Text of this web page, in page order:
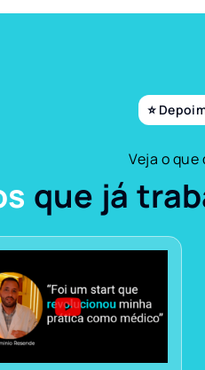
⭐
Veja o que
que já